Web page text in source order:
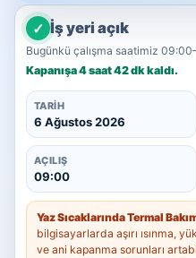
✓ İş yeri açık
Bugünkü çalışma saatimiz
Kapanışa 4 saat 42 dk kaldı.
TARIH
6 Ağustos 2026
AÇILIŞ
09:00
Yaz Sıcaklarında Termal
bilgisayarlarda aşırı ısınma,
ve ani kapanma sorunları